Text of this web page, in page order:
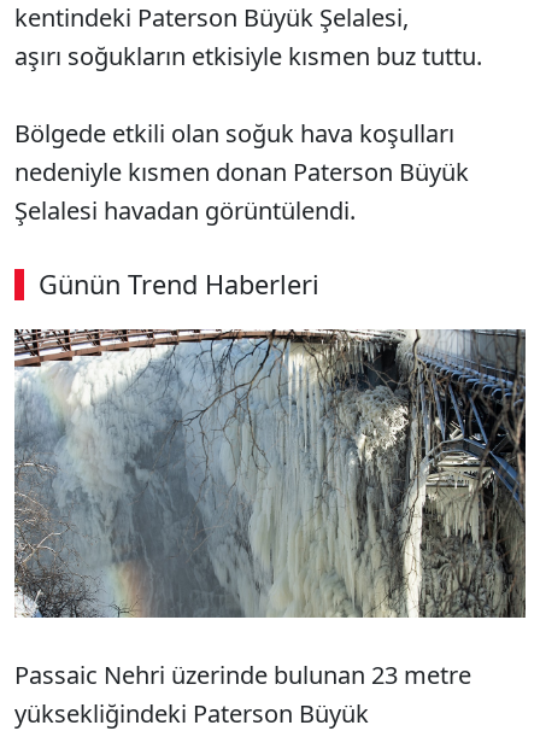
kentindeki Paterson Büyük Şelalesi,
aşırı soğukların etkisiyle kısmen buz tuttu.
Bölgede etkili olan soğuk hava koşulları
nedeniyle kısmen donan Paterson Büyük
Şelalesi havadan görüntülendi.
Günün Trend Haberleri
00:02 / 08:43
Sesi Aç
Passaic Nehri üzerinde bulunan 23 metre
yüksekliğindeki Paterson Büyük